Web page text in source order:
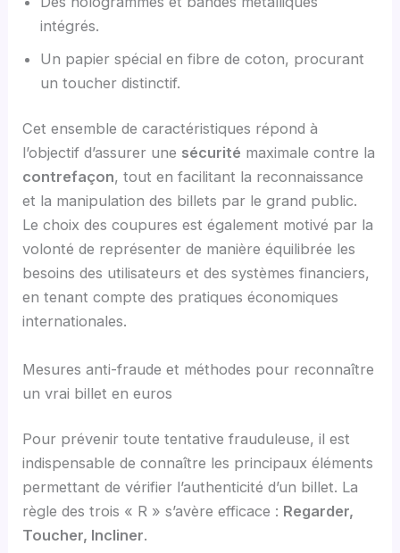
intégrés.
Un papier spécial en fibre de coton, procurant
un toucher distinctif.
Cet ensemble de caractéristiques répond à
l’objectif d’assurer une sécurité maximale contre la
contrefaçon, tout en facilitant la reconnaissance
et la manipulation des billets par le grand public.
Le choix des coupures est également motivé par la
volonté de représenter de manière équilibrée les
besoins des utilisateurs et des systèmes financiers,
en tenant compte des pratiques économiques
internationales.
Mesures anti-fraude et méthodes pour reconnaître
un vrai billet en euros
Pour prévenir toute tentative frauduleuse, il est
indispensable de connaître les principaux éléments
permettant de vérifier l’authenticité d’un billet. La
règle des trois « R » s’avère efficace : Regarder,
Toucher, Incliner.